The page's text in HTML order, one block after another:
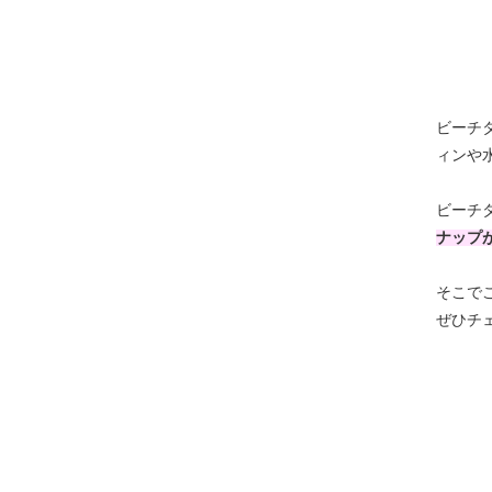
ビーチ
ィンや
ビーチ
ナップ
そこで
ぜひチ